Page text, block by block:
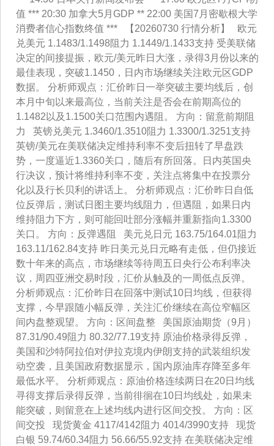
值 *** 20:30 加拿大5月GDP ** 22:00 美国7月密歇根大学
消费者信心指数终值 *** 【20260730 行情分析】 欧元
兑美元 1.1483/1.1498阻力 1.1449/1.1433支持 受美联储
决定的间接提振，欧元/美元昨日大涨，录得3月份以来的
最佳表现，突破1.1450，日内市场继续关注欧元区GDP
数据。 分析师观点：汇价昨日一举突破主要均线后，创
本月中旬以来最高位，当前关注是否会在前期高位的
1.1482以及1.1500关口范围内遇阻。 方向：留意前期阻
力 英镑兑美元 1.3460/1.3510阻力 1.3300/1.3251支持
英镑/美元在美联储决定维持利率不变后扭转了早盘跌
势，一度逼近1.3360关口，随后有所回落。日内英国央
行决议，预计将维持利率不变，关注点将集中在投票分
化以及行长贝利的讲话上。 分析师观点：汇价昨日自低
位反弹后，测试日图主要均线阻力，但遇阻，如果日内
维持阻力下方，则可能回吐部分涨幅并重新指向1.3300
关口。 方向：反弹遇阻 美元兑日元 163.75/164.01阻力
163.11/162.84支持 昨日美元兑日元略有走低，但仍接近
数十年来的高点，市场继续等待周五日央行公布利率决
议，周四亚洲交易时段，汇价从触及的一周低点反弹。
分析师观点：汇价昨日在回落中测试10日均线，但获得
支撑，今早跟随小幅反弹，关注汇价继续在高位窄幅区
间内盘整观望。 方向：区间盘整 美国原油期货（9月）
87.31/90.49阻力 80.32/77.19支持 原油价格录得反弹，
美国和沙特阿拉伯对伊拉克境内伊朗支持的武装组织发
动空袭，且美国政府数据显示，国内原油库存降至多年
最低水平。 分析师观点：原油价格连续两日在20日均线
寻得支撑后录得反弹，当前徘徊在10日均线处，如果未
能突破，则留意在上述均线内进行区间交投。 方向：区
间交投 现货黄金 4117/4142阻力 4014/3990支持 现货
白银 59.74/60.34阻力 56.66/55.92支持 在美联储决定维